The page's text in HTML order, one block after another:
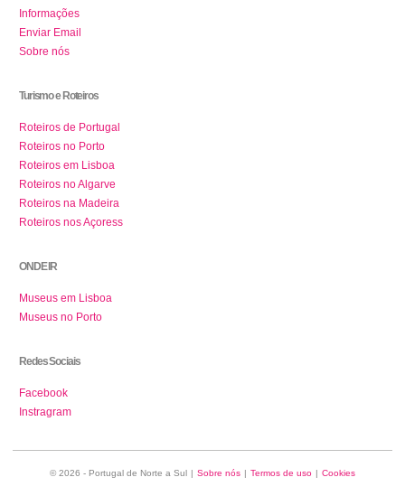
Informações
Enviar Email
Sobre nós
Turismo e Roteiros
Roteiros de Portugal
Roteiros no Porto
Roteiros em Lisboa
Roteiros no Algarve
Roteiros na Madeira
Roteiros nos Açoress
ONDE IR
Museus em Lisboa
Museus no Porto
Redes Sociais
Facebook
Instragram
© 2026 - Portugal de Norte a Sul | Sobre nós | Termos de uso | Cookies